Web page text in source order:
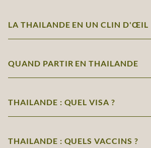
LA THAILANDE EN UN CLIN D'ŒIL
QUAND PARTIR EN THAILANDE
THAILANDE : QUEL VISA ?
THAILANDE : QUELS VACCINS ?